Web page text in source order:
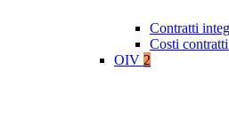
Contratti
Costi
OIV 2